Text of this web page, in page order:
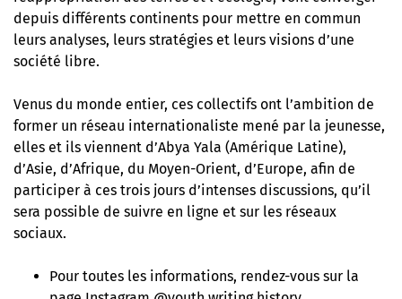
depuis différents continents pour mettre en commun
leurs analyses, leurs stratégies et leurs visions d’une
société libre.
Venus du monde entier, ces collectifs ont l’ambition de
former un réseau internationaliste mené par la jeunesse,
elles et ils viennent d’Abya Yala (Amérique Latine),
d’Asie, d’Afrique, du Moyen-Orient, d’Europe, afin de
participer à ces trois jours d’intenses discussions, qu’il
sera possible de suivre en ligne et sur les réseaux
sociaux.
Pour toutes les informations, rendez-vous sur la